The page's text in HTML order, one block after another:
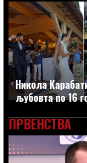
Никола
љубовта по 16
ПРВЕНСТВА